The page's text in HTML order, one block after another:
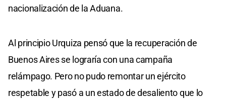
nacionalización de la Aduana.
Al principio Urquiza pensó que la recuperación de
Buenos Aires se lograría con una campaña
relámpago. Pero no pudo remontar un ejército
respetable y pasó a un estado de desaliento que lo